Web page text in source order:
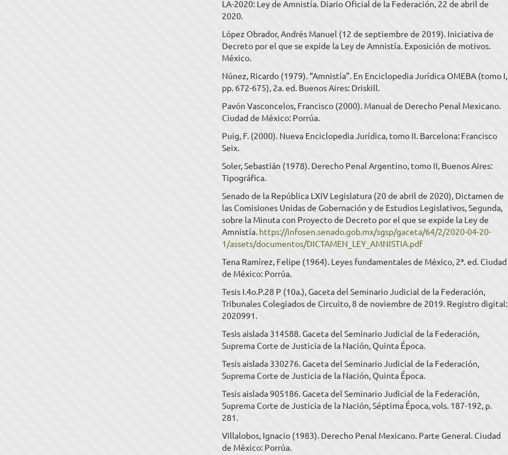
LA-2020: Ley de Amnistía. Diario Oficial de la Federación, 22 de abril de
2020.
López Obrador, Andrés Manuel (12 de septiembre de 2019). Iniciativa de
Decreto por el que se expide la Ley de Amnistía. Exposición de motivos.
México.
Núnez, Ricardo (1979). “Amnistía”. En Enciclopedia Jurídica OMEBA (tomo I,
pp. 672-675), 2a. ed. Buenos Aires: Driskill.
Pavón Vasconcelos, Francisco (2000). Manual de Derecho Penal Mexicano.
Ciudad de México: Porrúa.
Puig, F. (2000). Nueva Enciclopedia Jurídica, tomo II. Barcelona: Francisco
Seix.
Soler, Sebastián (1978). Derecho Penal Argentino, tomo II, Buenos Aires:
Tipográfica.
Senado de la República LXIV Legislatura (20 de abril de 2020), Dictamen de
las Comisiones Unidas de Gobernación y de Estudios Legislativos, Segunda,
sobre la Minuta con Proyecto de Decreto por el que se expide la Ley de
Amnistía. https://infosen.senado.gob.mx/sgsp/gaceta/64/2/2020-04-20-
1/assets/documentos/DICTAMEN_LEY_AMNISTIA.pdf
Tena Ramírez, Felipe (1964). Leyes fundamentales de México, 2ª. ed. Ciudad
de México: Porrúa.
Tesis I.4o.P.28 P (10a.), Gaceta del Seminario Judicial de la Federación,
Tribunales Colegiados de Circuito, 8 de noviembre de 2019. Registro digital:
2020991.
Tesis aislada 314588. Gaceta del Seminario Judicial de la Federación,
Suprema Corte de Justicia de la Nación, Quinta Época.
Tesis aislada 330276. Gaceta del Seminario Judicial de la Federación,
Suprema Corte de Justicia de la Nación, Quinta Época.
Tesis aislada 905186. Gaceta del Seminario Judicial de la Federación,
Suprema Corte de Justicia de la Nación, Séptima Época, vols. 187-192, p.
281.
Villalobos, Ignacio (1983). Derecho Penal Mexicano. Parte General. Ciudad
de México: Porrúa.